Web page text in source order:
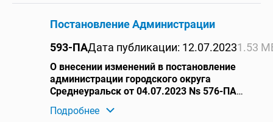
Постановление Администрации
593-ПАДата публикации: 12.07.20231.53
О внесении изменений в постановление
администрации городского округа
Среднеуральск от 04.07.2023 Ns 576-ПА
Среднеуральска в 2023 году»
Подробнее